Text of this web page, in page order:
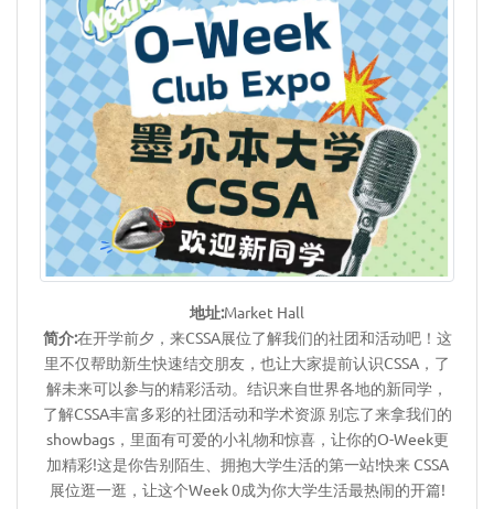
地址:Market Hall
简介:在开学前夕，来CSSA展位了解我们的社团和活动吧！这
里不仅帮助新生快速结交朋友，也让大家提前认识CSSA，了
解未来可以参与的精彩活动。结识来自世界各地的新同学，
了解CSSA丰富多彩的社团活动和学术资源 别忘了来拿我们的
showbags，里面有可爱的小礼物和惊喜，让你的O-Week更
加精彩!这是你告别陌生、拥抱大学生活的第一站!快来 CSSA
展位逛一逛，让这个Week 0成为你大学生活最热闹的开篇!